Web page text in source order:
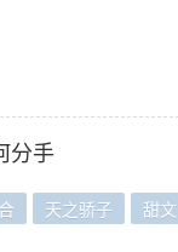
分手
天之骄子 甜文